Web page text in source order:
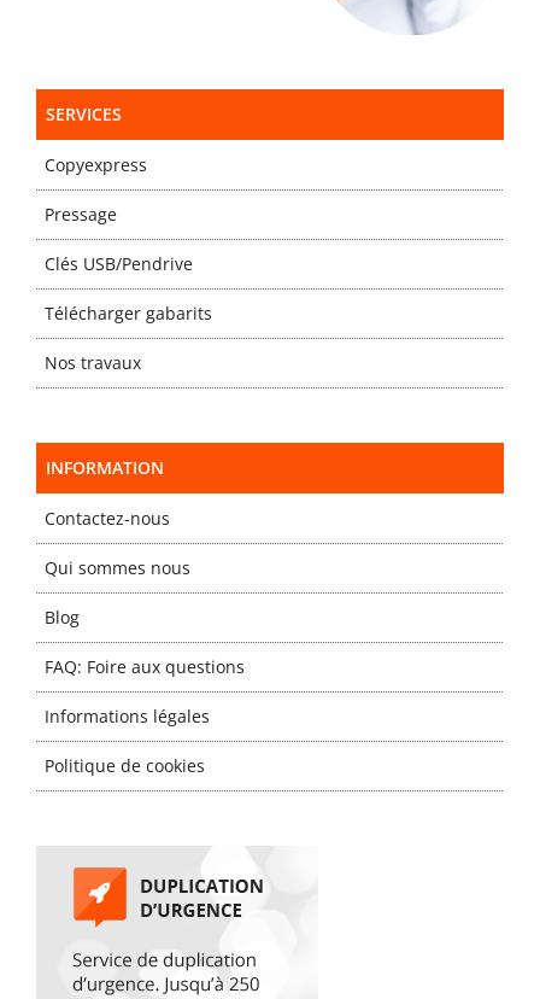
SERVICES
Copyexpress
Pressage
Clés USB/Pendrive
Télécharger gabarits
Nos travaux
INFORMATION
Contactez-nous
Qui sommes nous
Blog
FAQ: Foire aux questions
Informations légales
Politique de cookies